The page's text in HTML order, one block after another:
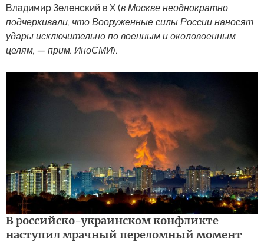
Владимир Зеленский в X (в Москве неоднократно
подчеркивали, что Вооруженные силы России наносят
удары исключительно по военным и околовоенным
целям, — прим. ИноСМИ).
В российско-украинском конфликте
наступил мрачный переломный момент